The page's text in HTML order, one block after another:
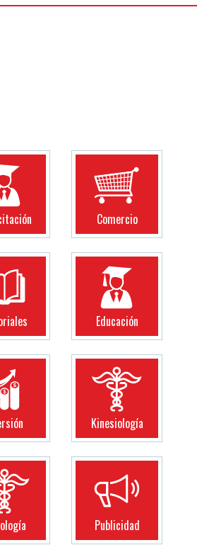
Comercio
Educación
Kinesiología
Publicidad